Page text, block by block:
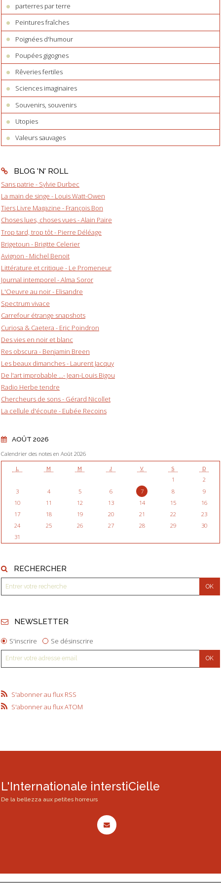
parterres par terre
Peintures fraîches
Poignées d'humour
Poupées gigognes
Rêveries fertiles
Sciences imaginaires
Souvenirs, souvenirs
Utopies
Valeurs sauvages
BLOG 'N' ROLL
Sans patrie - Sylvie Durbec
La main de singe - Louis Watt-Owen
Tiers Livre Magazine - François Bon
Choses lues, choses vues - Alain Paire
Trop tard, trop tôt - Pierre Déléage
Brigetoun - Brigitte Celerier
Avignon - Michel Benoit
Littérature et critique - Le Promeneur
Journal intemporel - Alma Soror
L'Oeuvre au noir - Elisandre
Spectrum vivace
Carrefour étrange snapshots
Curiosa & Caetera - Eric Poindron
Des vies en noir et blanc
Res obscura - Benjamin Breen
Les beaux dimanches - Laurent Jacquy
De l'art improbable ...- Jean-Louis Bigou
Radio Herbe tendre
Chercheurs de sons - Gérard Nicollet
La cellule d'écoute - Eubée Recoins
AOÛT 2026
Calendrier des notes en Août 2026
L M M J V S D
1
2
3
4 5 6 7 8
9
10
11 12 13 14 15
16
17
18 19 20 21 22
23
24
25 26 27 28 29
30
31
RECHERCHER
NEWSLETTER
S'inscrire Se désinscrire
S'abonner au flux RSS
S'abonner au flux ATOM
L'Internationale interstiCielle
De la bellezza aux petites horreurs